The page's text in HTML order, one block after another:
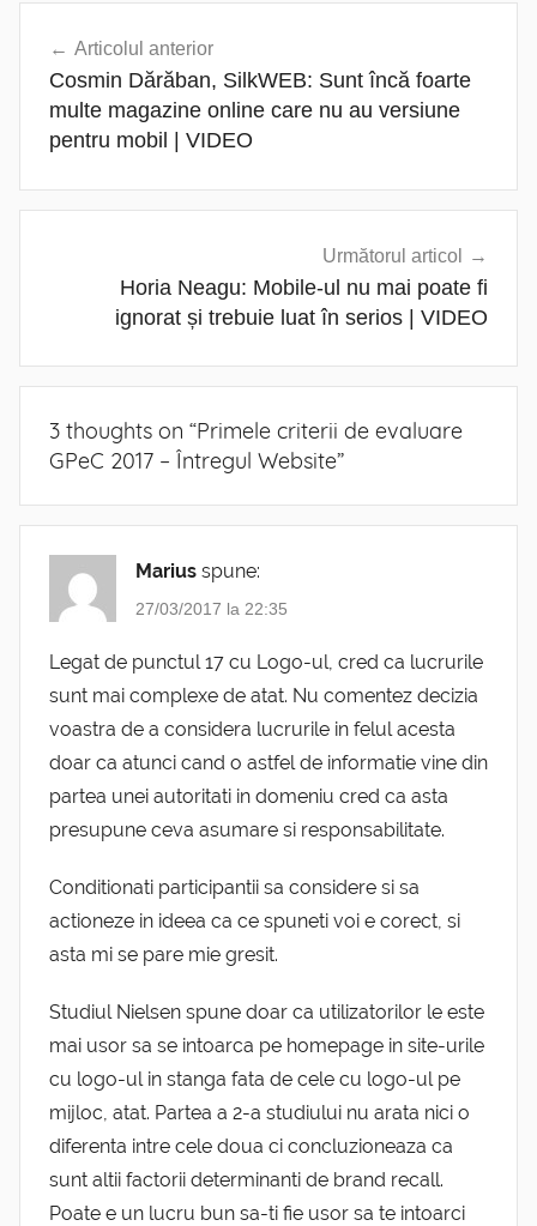
articole
Articolul anterior
Cosmin Dărăban, SilkWEB: Sunt încă foarte
multe magazine online care nu au versiune
pentru mobil | VIDEO
Următorul articol
Horia Neagu: Mobile-ul nu mai poate fi
ignorat și trebuie luat în serios | VIDEO
3 thoughts on “Primele criterii de evaluare
GPeC 2017 – Întregul Website”
Marius spune:
27/03/2017 la 22:35
Legat de punctul 17 cu Logo-ul, cred ca lucrurile
sunt mai complexe de atat. Nu comentez decizia
voastra de a considera lucrurile in felul acesta
doar ca atunci cand o astfel de informatie vine din
partea unei autoritati in domeniu cred ca asta
presupune ceva asumare si responsabilitate.
Conditionati participantii sa considere si sa
actioneze in ideea ca ce spuneti voi e corect, si
asta mi se pare mie gresit.
Studiul Nielsen spune doar ca utilizatorilor le este
mai usor sa se intoarca pe homepage in site-urile
cu logo-ul in stanga fata de cele cu logo-ul pe
mijloc, atat. Partea a 2-a studiului nu arata nici o
diferenta intre cele doua ci concluzioneaza ca
sunt altii factorii determinanti de brand recall.
Poate e un lucru bun sa-ti fie usor sa te intoarci